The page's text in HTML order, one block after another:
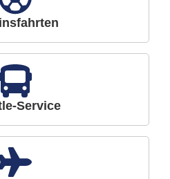
Service